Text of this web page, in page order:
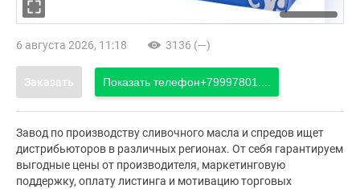
6 августа 2026, 11:18 3136 (—)
Заказать Показать телефон+79997801....
Завод по производству сливочного масла и спредов ищет
дистрибьюторов в различных регионах. От себя гарантируем
выгодные цены от производителя, маркетинговую
поддержку, оплату листинга и мотивацию торговых